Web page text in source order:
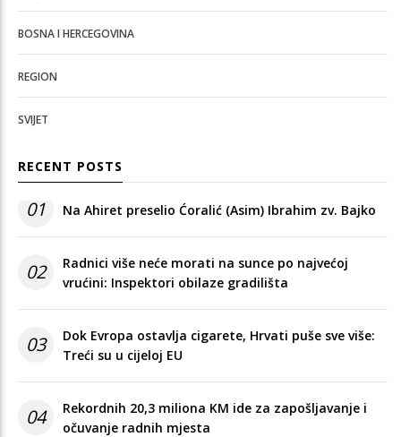
BOSNA I HERCEGOVINA
REGION
SVIJET
RECENT POSTS
01 Na Ahiret preselio Ćoralić (Asim) Ibrahim zv. Bajko
02
Radnici više neće morati na sunce po najvećoj
vrućini: Inspektori obilaze gradilišta
03
Dok Evropa ostavlja cigarete, Hrvati puše sve više:
Treći su u cijeloj EU
04
Rekordnih 20,3 miliona KM ide za zapošljavanje i
očuvanje radnih mjesta